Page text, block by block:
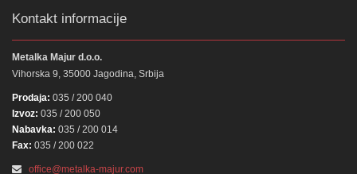
Kontakt informacije
Metalka Majur d.o.o.
Vihorska 9, 35000 Jagodina, Srbija
Prodaja: 035 / 200 040
Izvoz: 035 / 200 050
Nabavka: 035 / 200 014
Fax: 035 / 200 022
office@metalka-majur.com